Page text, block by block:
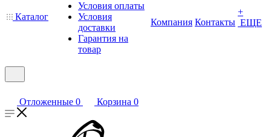
Каталог
Условия оплаты
Условия
доставки
Гарантия на
товар
Компания Контакты
+
ЕЩЕ
Отложенные 0 Корзина 0